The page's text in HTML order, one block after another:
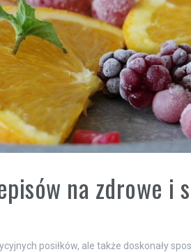
na zdrowe i
posiłków, ale także doskonały